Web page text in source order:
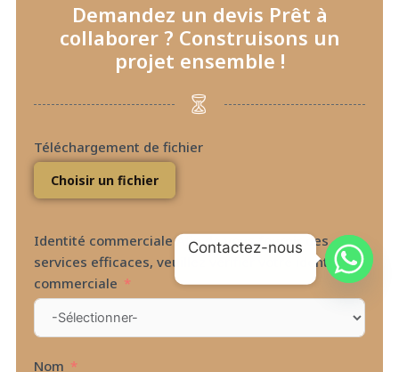
Demandez un devis Prêt à
collaborer ? Construisons un
projet ensemble !
Téléchargement de fichier
Choisir un fichier
Identité commerciale Afin de vous fournir des
services efficaces, veuillez vérifier votre identité
commerciale
Nom
Contactez-nous